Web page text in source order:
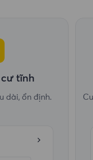
cư tĩnh
dài, ổn định.